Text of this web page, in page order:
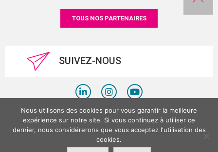
TOUS NOS PARTENAIRES
SUIVEZ-NOUS
Politique de confidentialité
Mentions légales
Nous utilisons des cookies pour vous garantir la meilleure
expérience sur notre site. Si vous continuez à utiliser ce
dernier, nous considérerons que vous acceptez l'utilisation des
cookies.